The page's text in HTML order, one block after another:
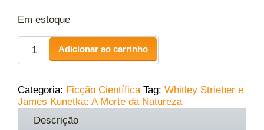
Em estoque
Adicionar ao carrinho
Categoria: Ficção Científica Tag: Whitley Strieber e
James Kunetka: A Morte da Natureza
Descrição